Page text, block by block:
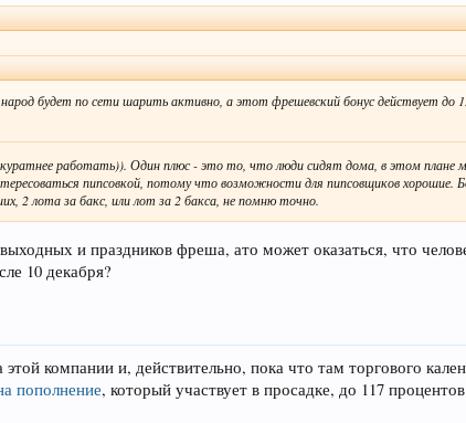
будет по сети шарить активно, а этот фрешевский бонус действует до
работать)). Один плюс - это то, что люди сидят дома, в этом
пипсовкой, потому что возможности для пипсовщиков
2 лота за бакс, или лот за 2 бакса, не помню точно.
и праздников фреша, ато может оказаться, что
10 декабря?
этой компании и, действительно, пока что там торгового
пополнение, который участвует в просадке, до 117